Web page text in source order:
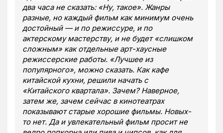
два часа не сказать: «Ну, такое». Жанры
разные, но каждый фильм как минимум очень
достойный — и по режиссуре, и по
актерскому мастерству, и не будет «слишком
сложным» как отдельные арт-хаусные
режиссерские работы. «Лучшее из
популярного», можно сказать. Как кафе
китайской кухни, решили начать с
«Китайского квартала». Зачем? Наверное,
затем же, зачем сейчас в кинотеатрах
показывают старые хорошие фильмы. Новых-
то нет. Да и увлекательный фильм просит не